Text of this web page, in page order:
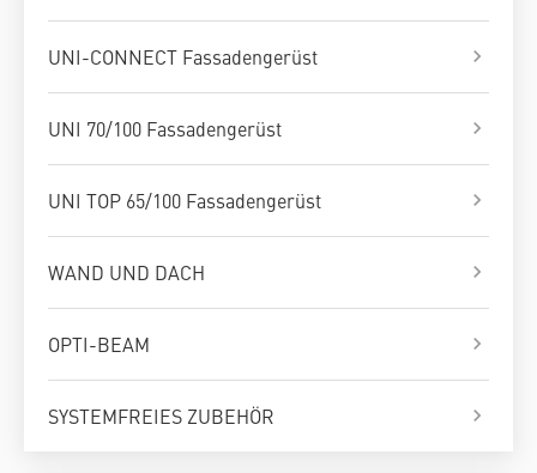
UNI-CONNECT Fassadengerüst
UNI 70/100 Fassadengerüst
UNI TOP 65/100 Fassadengerüst
WAND UND DACH
OPTI-BEAM
SYSTEMFREIES ZUBEHÖR